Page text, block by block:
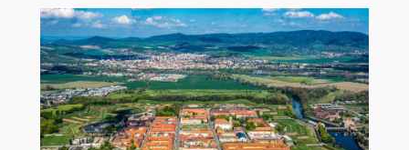
kulturowa w śląskich Górach Sowich